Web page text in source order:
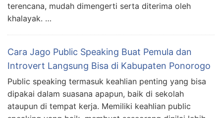
terencana, mudah dimengerti serta diterima oleh
khalayak. …
Cara Jago Public Speaking Buat Pemula dan
Introvert Langsung Bisa di Kabupaten Ponorogo
Public speaking termasuk keahlian penting yang bisa
dipakai dalam suasana apapun, baik di sekolah
ataupun di tempat kerja. Memiliki keahlian public